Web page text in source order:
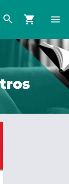
search shopping_cart menu